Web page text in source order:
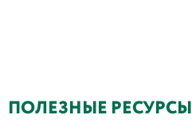
ПОЛЕЗНЫЕ РЕСУРСЫ